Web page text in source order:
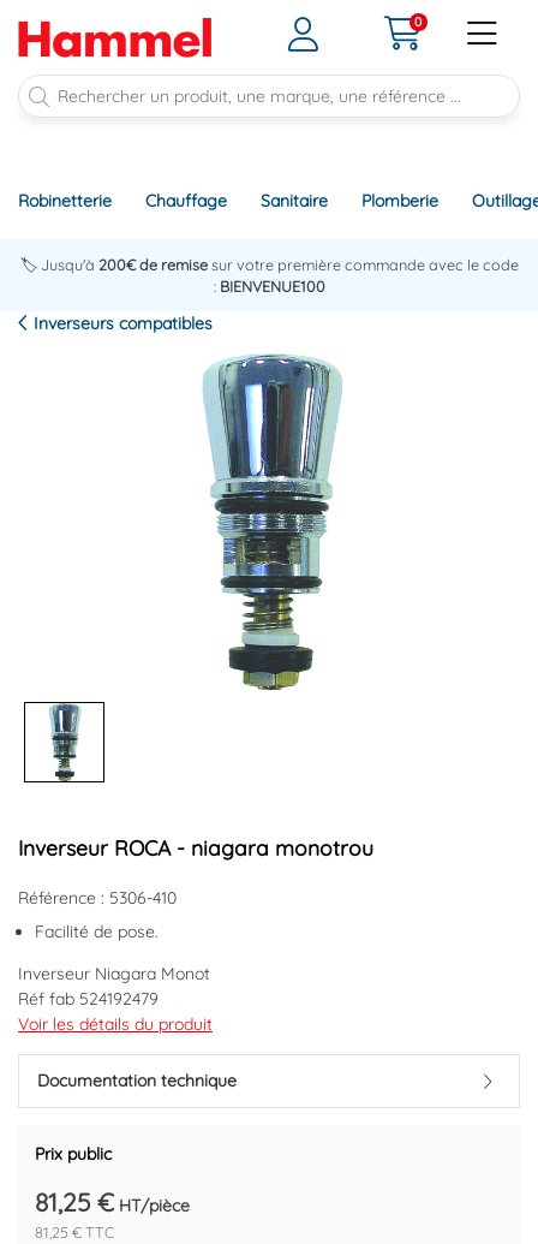
0
Robinetterie Chauffage Sanitaire Plomberie
🏷️ Jusqu'à 200€ de remisesur votre première commande avec le code
: BIENVENUE100
Inverseurs compatibles
Inverseur ROCA - niagara monotrou
Référence : 5306-410
Facilité de pose.
Inverseur Niagara Monot
Réf fab 524192479
Voir les détails du produit
Documentation technique
Prix public
81,25 € HT/pièce
81,25 € TTC